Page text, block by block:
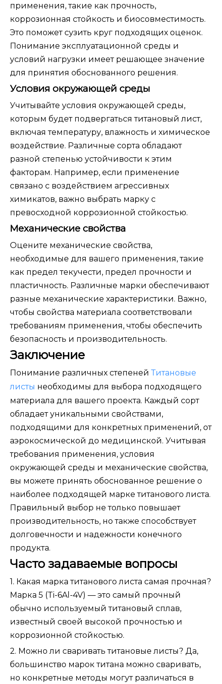
применения, такие как прочность,
коррозионная стойкость и биосовместимость.
Это поможет сузить круг подходящих оценок.
Понимание эксплуатационной среды и
условий нагрузки имеет решающее значение
для принятия обоснованного решения.
Условия окружающей среды
Учитывайте условия окружающей среды,
которым будет подвергаться титановый лист,
включая температуру, влажность и химическое
воздействие. Различные сорта обладают
разной степенью устойчивости к этим
факторам. Например, если применение
связано с воздействием агрессивных
химикатов, важно выбрать марку с
превосходной коррозионной стойкостью.
Механические свойства
Оцените механические свойства,
необходимые для вашего применения, такие
как предел текучести, предел прочности и
пластичность. Различные марки обеспечивают
разные механические характеристики. Важно,
чтобы свойства материала соответствовали
требованиям применения, чтобы обеспечить
безопасность и производительность.
Заключение
Понимание различных степеней Титановые
листы необходимы для выбора подходящего
материала для вашего проекта. Каждый сорт
обладает уникальными свойствами,
подходящими для конкретных применений, от
аэрокосмической до медицинской. Учитывая
требования применения, условия
окружающей среды и механические свойства,
вы можете принять обоснованное решение о
наиболее подходящей марке титанового листа.
Правильный выбор не только повышает
производительность, но также способствует
долговечности и надежности конечного
продукта.
Часто задаваемые вопросы
1. Какая марка титанового листа самая прочная?
Марка 5 (Ti-6Al-4V) — это самый прочный
обычно используемый титановый сплав,
известный своей высокой прочностью и
коррозионной стойкостью.
2. Можно ли сваривать титановые листы? Да,
большинство марок титана можно сваривать,
но конкретные методы могут различаться в